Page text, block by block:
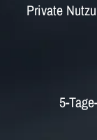
Private
5-